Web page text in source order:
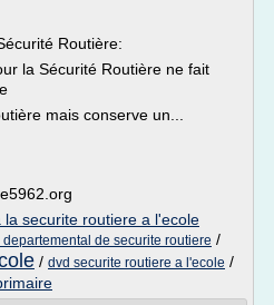
Routière:
la Sécurité Routière ne fait
mais conserve un...
la securite routiere a l'ecole
departemental de securite routiere /
/ dvd securite routiere a l'ecole /